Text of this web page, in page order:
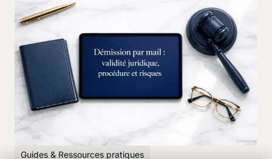
Guides & Ressources pratiques